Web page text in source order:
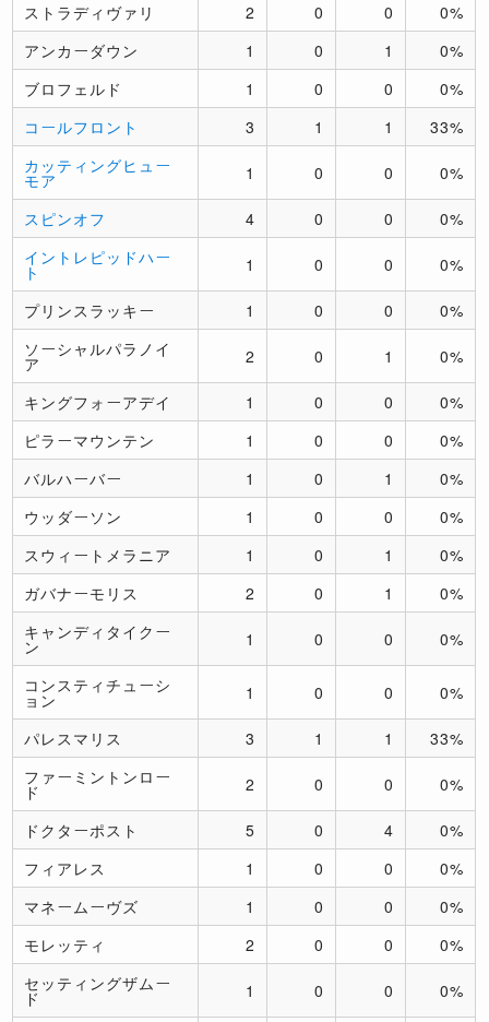
ストラディヴァリ 2 0 0
0%
アンカーダウン
1 0 1
0%
ブロフェルド
1 0 0
0%
コールフロント
3 1 1
33%
カッティングヒュー
モア 1 0 0 0%
スピンオフ 4 0 0
0%
イントレピッドハー
ト 1 0 0 0%
プリンスラッキー 1 0 0
0%
ソーシャルパラノイ
ア 2 0 1 0%
キングフォーアデイ 1 0 0
0%
ピラーマウンテン
1 0 0
0%
バルハーバー
1 0 1
0%
ウッダーソン
1 0 0
0%
スウィートメラニア
1 0 1
0%
ガバナーモリス
2 0 1
0%
キャンディタイクー
ン 1 0 0 0%
コンスティチューシ
ョン 1 0 0 0%
パレスマリス 3 1 1
33%
ファーミントンロー
ド 2 0 0 0%
ドクターポスト 5 0 4
0%
フィアレス
1 0 0
0%
マネームーヴズ
1 0 0
0%
モレッティ
2 0 0
0%
セッティングザムー
ド 1 0 0 0%